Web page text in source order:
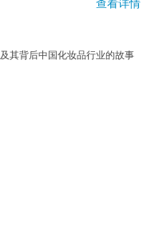
查看详情